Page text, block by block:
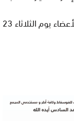
وسينظم المجلس حفل استقبال على شرف الأعضاء يوم الثلاثاء 23